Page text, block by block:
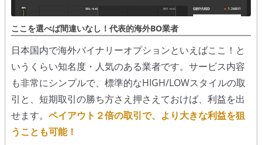
移動平均線
トレンド順張り
MACD
RSI
ボリンジャーバンド
ここを選べば間違いなし！代表的海外BO業者
日本国内で海外バイナリーオプションといえばここ！と
いうくらい知名度・人気のある業者です。サービス内容
も非常にシンプルで、標準的なHIGH/LOWスタイルの取
引と、短期取引の勝ち方さえ押さえておけば、利益を出
せます。 ペイアウト２倍の取引で、より大きな利益を狙
うことも可能！